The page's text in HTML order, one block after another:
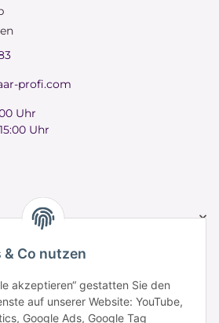
Co nutzen
akzeptieren“ gestatten Sie den
auf unserer Website: YouTube,
Google Ads, Google Tag
profi.com
Uhr
Uhr